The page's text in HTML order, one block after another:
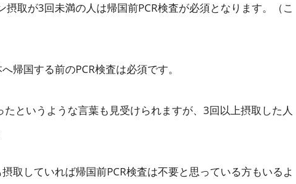
摂取が3回未満の人は帰国前PCR検査が必須となります。（こ
帰国する前のPCR検査は必須です。
たというような言葉も見受けられますが、3回以上摂取した人
取していれば帰国前PCR検査は不要と思っている方もいるよ